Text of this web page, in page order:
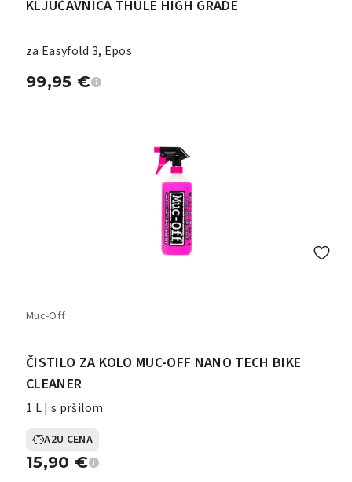
KLJUČAVNICA THULE HIGH GRADE
za Easyfold 3, Epos
99,95 €
Muc-Off
ČISTILO ZA KOLO MUC-OFF NANO TECH BIKE
CLEANER
1 L | s pršilom
A2U CENA
15,90 €